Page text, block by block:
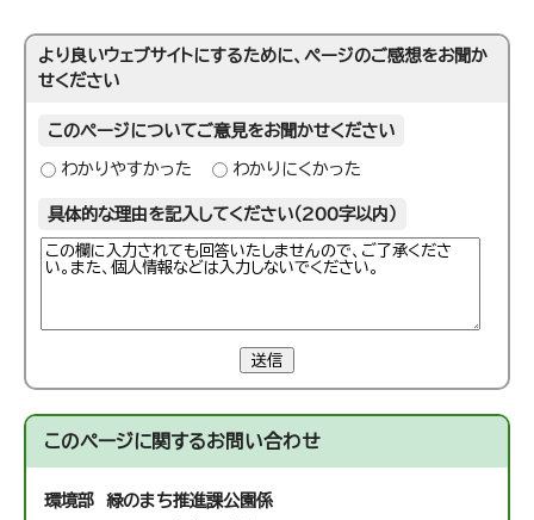
より良いウェブサイトにするために、ページのご感想をお聞か
せください
このページについてご意見をお聞かせください
わかりやすかった わかりにくかった
具体的な理由を記入してください（200字以内）
送信
このページに関するお問い合わせ
環境部 緑のまち推進課公園係